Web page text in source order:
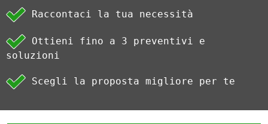
Raccontaci la tua necessità
Ottieni fino a 3 preventivi e
soluzioni
Scegli la proposta migliore per te